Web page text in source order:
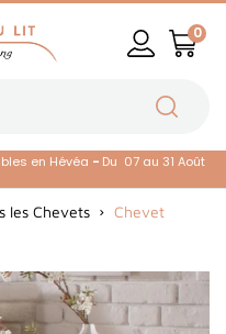
0
en Hévéa - Du 07 au 31 Août
les Chevets
Chevet